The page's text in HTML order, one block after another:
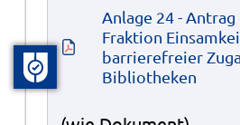
Anlage 24 - Antrag
Fraktion
barrierefreier
Bibliotheken